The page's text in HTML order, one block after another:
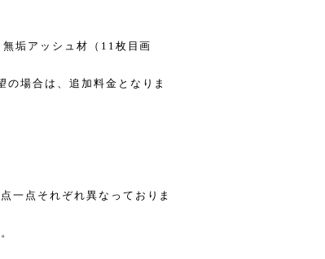
垢アッシュ材（11枚目画
の場合は、追加料金となりま
一点それぞれ異なっておりま